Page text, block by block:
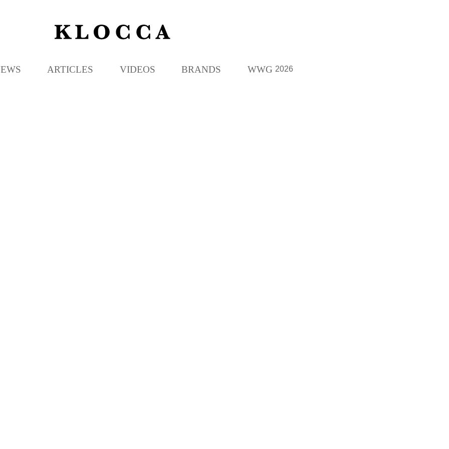
K
L
C
ARTICLES VIDEOS BRANDS WWG 2026